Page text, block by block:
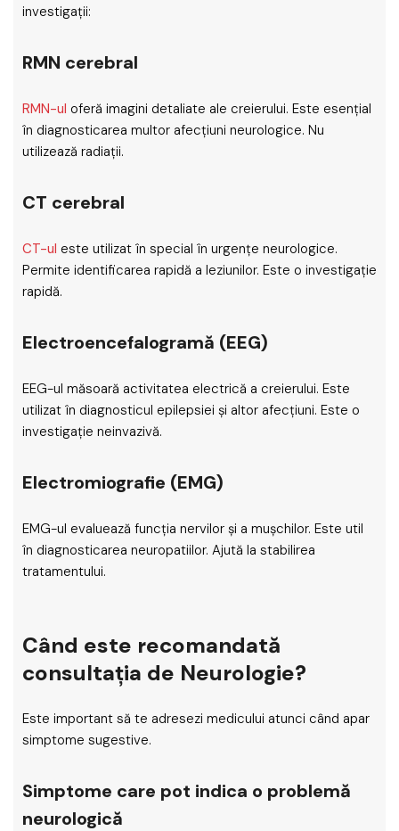
investigații:
RMN cerebral
RMN-ul oferă imagini detaliate ale creierului. Este esențial
în diagnosticarea multor afecțiuni neurologice. Nu
utilizează radiații.
CT cerebral
CT-ul este utilizat în special în urgențe neurologice.
Permite identificarea rapidă a leziunilor. Este o investigație
rapidă.
Electroencefalogramă (EEG)
EEG-ul măsoară activitatea electrică a creierului. Este
utilizat în diagnosticul epilepsiei și altor afecțiuni. Este o
investigație neinvazivă.
Electromiografie (EMG)
EMG-ul evaluează funcția nervilor și a mușchilor. Este util
în diagnosticarea neuropatiilor. Ajută la stabilirea
tratamentului.
Când este recomandată
consultația de Neurologie?
Este important să te adresezi medicului atunci când apar
simptome sugestive.
Simptome care pot indica o problemă
neurologică